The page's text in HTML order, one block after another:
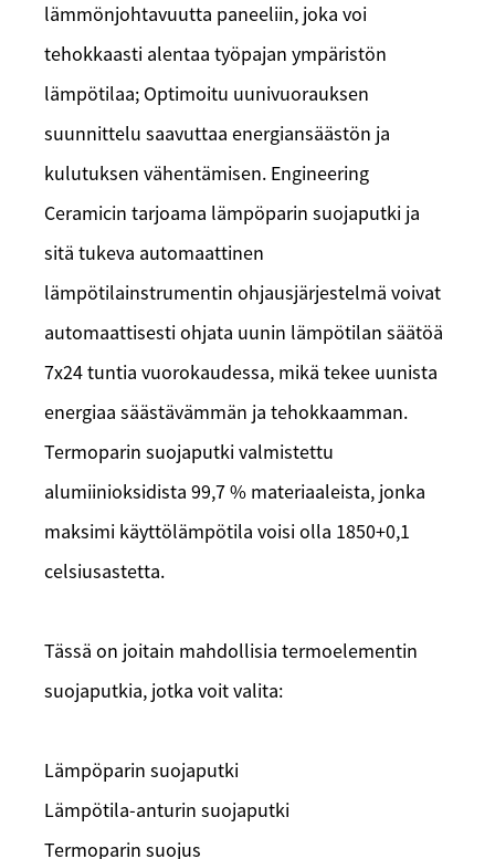
lämmönjohtavuutta paneeliin, joka voi
tehokkaasti alentaa työpajan ympäristön
lämpötilaa; Optimoitu uunivuorauksen
suunnittelu saavuttaa energiansäästön ja
kulutuksen vähentämisen. Engineering
Ceramicin tarjoama lämpöparin suojaputki ja
sitä tukeva automaattinen
lämpötilainstrumentin ohjausjärjestelmä voivat
automaattisesti ohjata uunin lämpötilan säätöä
7x24 tuntia vuorokaudessa, mikä tekee uunista
energiaa säästävämmän ja tehokkaamman.
Termoparin suojaputki valmistettu
alumiinioksidista 99,7 % materiaaleista, jonka
maksimi käyttölämpötila voisi olla 1850+0,1
celsiusastetta.
Tässä on joitain mahdollisia termoelementin
suojaputkia, jotka voit valita:
Lämpöparin suojaputki
Lämpötila-anturin suojaputki
Termoparin suojus